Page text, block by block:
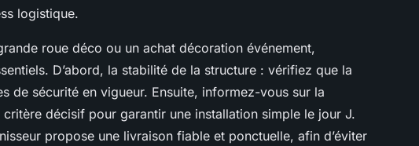
logistique.
roue déco ou un achat décoration événement,
D’abord, la stabilité de la structure : vérifiez que la
de sécurité en vigueur. Ensuite, informez-vous sur la
décisif pour garantir une installation simple le jour J.
propose une livraison fiable et ponctuelle, afin d’éviter